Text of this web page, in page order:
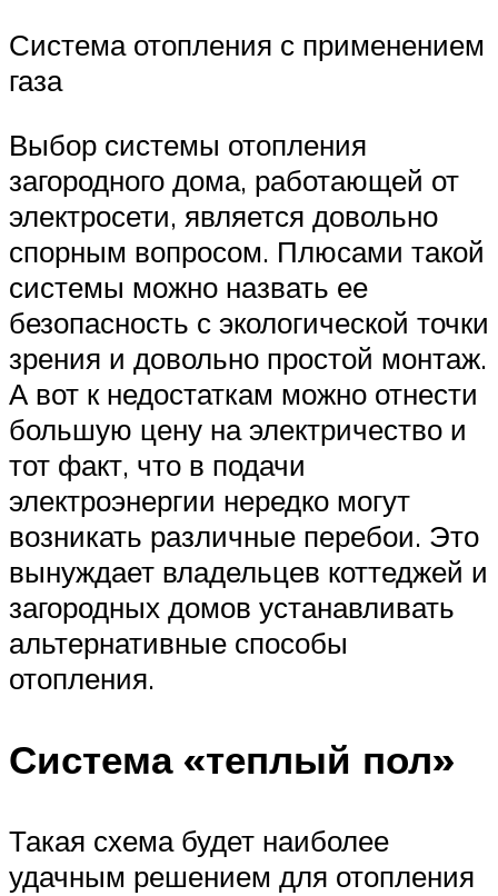
Система отопления с применением
газа
Выбор системы отопления
загородного дома, работающей от
электросети, является довольно
спорным вопросом. Плюсами такой
системы можно назвать ее
безопасность с экологической точки
зрения и довольно простой монтаж.
А вот к недостаткам можно отнести
большую цену на электричество и
тот факт, что в подачи
электроэнергии нередко могут
возникать различные перебои. Это
вынуждает владельцев коттеджей и
загородных домов устанавливать
альтернативные способы
отопления.
Система «теплый пол»
Такая схема будет наиболее
удачным решением для отопления